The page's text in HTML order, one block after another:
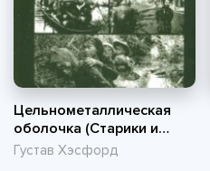
Цельнометаллическая
оболочка (Старики и
Бледный Блупер)
Густав Хэсфорд